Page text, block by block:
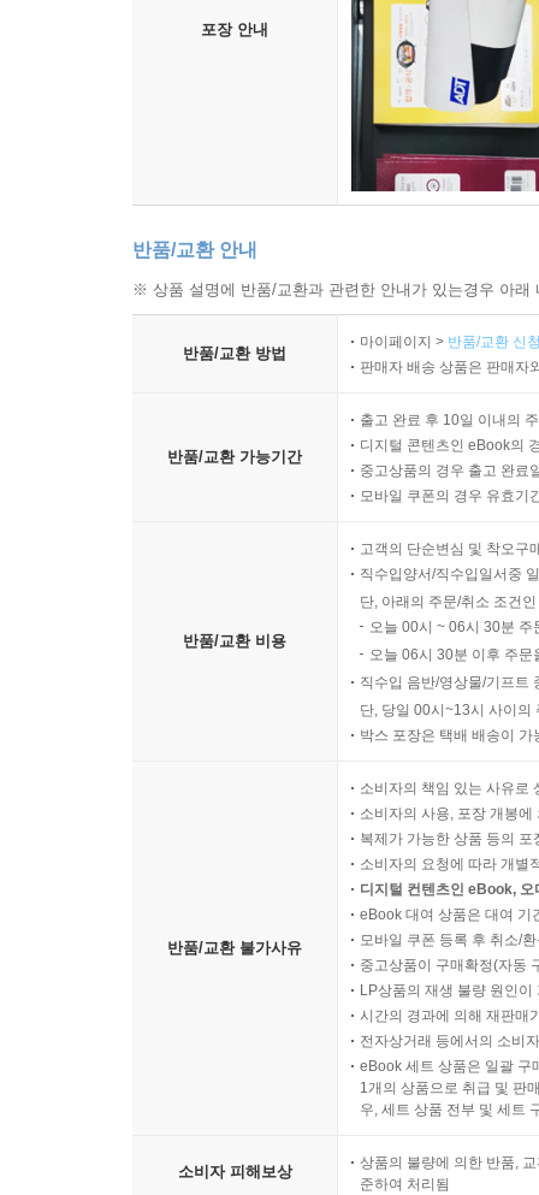
포장 안내
반품/교환 안내
※ 상품 설명에 반품/교환과 관련한 안내가 있는경우 아
반품/교환 방법
마이페이지 > 반품/교환 신
판매자 배송 상품은 판매자
반품/교환 가능기간
출고 완료 후 10일 이내의
디지털 콘텐츠인 eBook의
중고상품의 경우 출고 완료
모바일 쿠폰의 경우 유효기
반품/교환 비용
고객의 단순변심 및 착오구
직수입양서/직수입일서중
단, 아래의 주문/취소 조건
오늘 00시 ~ 06시 30분
오늘 06시 30분 이후 주
직수입 음반/영상물/기프트
단, 당일 00시~13시 사이의
박스 포장은 택배 배송이
반품/교환 불가사유
소비자의 책임 있는 사유로
소비자의 사용, 포장 개봉
복제가 가능한 상품 등의
소비자의 요청에 따라 개별
디지털 컨텐츠인 eBook,
eBook 대여 상품은 대여 기
모바일 쿠폰 등록 후 취소/
중고상품이 구매확정(자동
LP상품의 재생 불량 원인
시간의 경과에 의해 재판매
전자상거래 등에서의 소비
eBook 세트 상품은 일괄 구
1개의 상품으로 취급 및 판
우, 세트 상품 전부 및 세트
소비자 피해보상
상품의 불량에 의한 반품,
준하여 처리됨